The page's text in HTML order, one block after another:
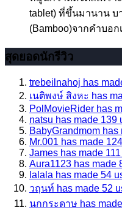
tablet) ที่ขึ้นมานาน บ
(Bamboo)จากคำบอ
สุดยอดนักรีวิว
trebeilnahoj has
เนติพงษ์ สิงหะ has
PolMovieRider has
natsu has made 139
BabyGrandmom
Mr.001 has made
James has made
Aura1123 has made
lalala has made 54
วฤนท์ has made 52
นกกระดาษ has